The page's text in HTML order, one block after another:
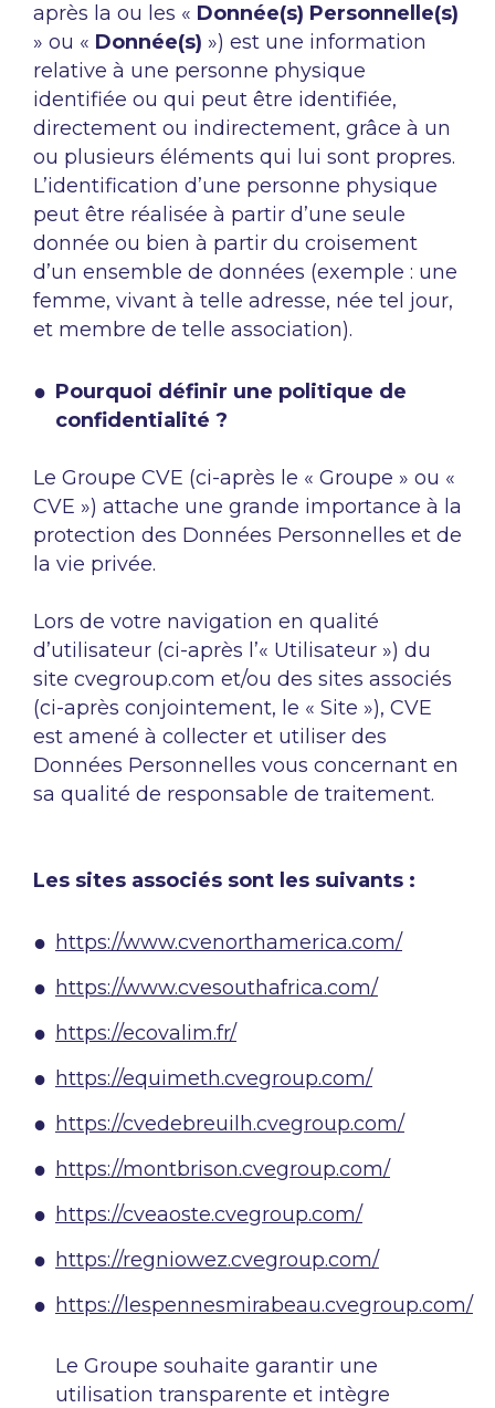
après la ou les « Donnée(s) Personnelle(s)
» ou « Donnée(s) ») est une information
relative à une personne physique
identifiée ou qui peut être identifiée,
directement ou indirectement, grâce à un
ou plusieurs éléments qui lui sont propres.
L’identification d’une personne physique
peut être réalisée à partir d’une seule
donnée ou bien à partir du croisement
d’un ensemble de données (exemple : une
femme, vivant à telle adresse, née tel jour,
et membre de telle association).
Pourquoi définir une politique de
confidentialité ?
Le Groupe CVE (ci-après le « Groupe » ou «
CVE ») attache une grande importance à la
protection des Données Personnelles et de
la vie privée.
Lors de votre navigation en qualité
d’utilisateur (ci-après l’« Utilisateur ») du
site cvegroup.com et/ou des sites associés
(ci-après conjointement, le « Site »), CVE
est amené à collecter et utiliser des
Données Personnelles vous concernant en
sa qualité de responsable de traitement.
Les sites associés sont les suivants :
https://www.cvenorthamerica.com/
https://www.cvesouthafrica.com/
https://ecovalim.fr/
https://equimeth.cvegroup.com/
https://cvedebreuilh.cvegroup.com/
https://montbrison.cvegroup.com/
https://cveaoste.cvegroup.com/
https://regniowez.cvegroup.com/
https://lespennesmirabeau.cvegroup.com/
Le Groupe souhaite garantir une
utilisation transparente et intègre